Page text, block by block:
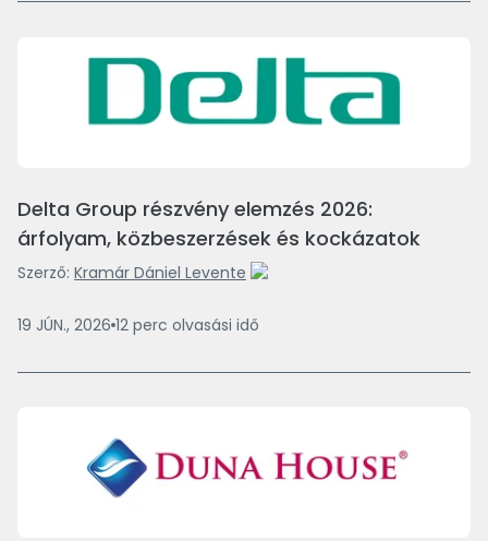
Delta Group részvény elemzés 2026:
árfolyam, közbeszerzések és kockázatok
Szerző: Kramár Dániel Levente
19 JÚN., 2026 12 perc olvasási idő